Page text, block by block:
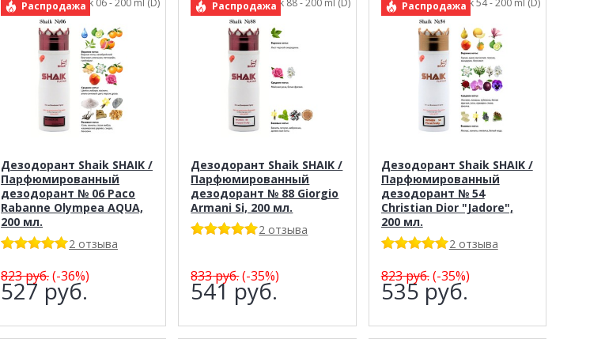
Распродажа
арт.: Shaik 06 - 200 ml (D)
Дезодорант Shaik SHAIK /
Парфюмированный
дезодорант № 06 Paco
Rabanne Olympea AQUA,
200 мл.
2 отзыва
823руб.(-36%)
527 руб.
Распродажа
арт.: Shaik 88 - 200 ml (D)
Дезодорант Shaik SHAIK /
Парфюмированный
дезодорант № 88 Giorgio
Armani Si, 200 мл.
2 отзыва
833руб.(-35%)
541 руб.
Распродажа
арт.: Shaik 54 - 200 ml (D)
Дезодорант Shaik SHAIK /
Парфюмированный
дезодорант № 54
Christian Dior "Jadore",
200 мл.
2 отзыва
823руб.(-35%)
535 руб.